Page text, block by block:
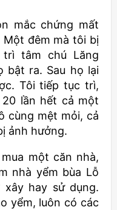
mắc chứng mất
Một đêm mà tôi bị
tâm chú Lăng
bật ra. Sau họ lại
Tôi tiếp tục trì,
lần hết cả một
cùng mệt mỏi, cả
ảnh hưởng.
một căn nhà,
nhà yểm bùa Lỗ
xây hay sử dụng.
yểm, luôn có các